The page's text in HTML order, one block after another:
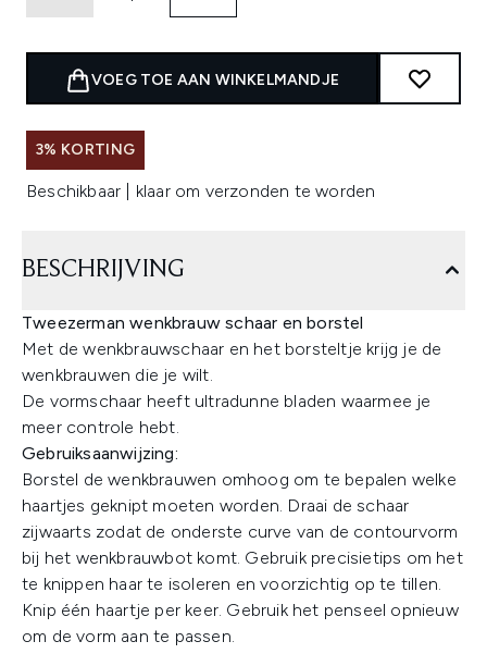
VOEG TOE AAN WINKELMANDJE
3% KORTING
Beschikbaar | klaar om verzonden te worden
BESCHRIJVING
Tweezerman wenkbrauw schaar en borstel
Met de wenkbrauwschaar en het borsteltje krijg je de
wenkbrauwen die je wilt.
De vormschaar heeft ultradunne bladen waarmee je
meer controle hebt.
Gebruiksaanwijzing:
Borstel de wenkbrauwen omhoog om te bepalen welke
haartjes geknipt moeten worden. Draai de schaar
zijwaarts zodat de onderste curve van de contourvorm
bij het wenkbrauwbot komt. Gebruik precisietips om het
te knippen haar te isoleren en voorzichtig op te tillen.
Knip één haartje per keer. Gebruik het penseel opnieuw
om de vorm aan te passen.